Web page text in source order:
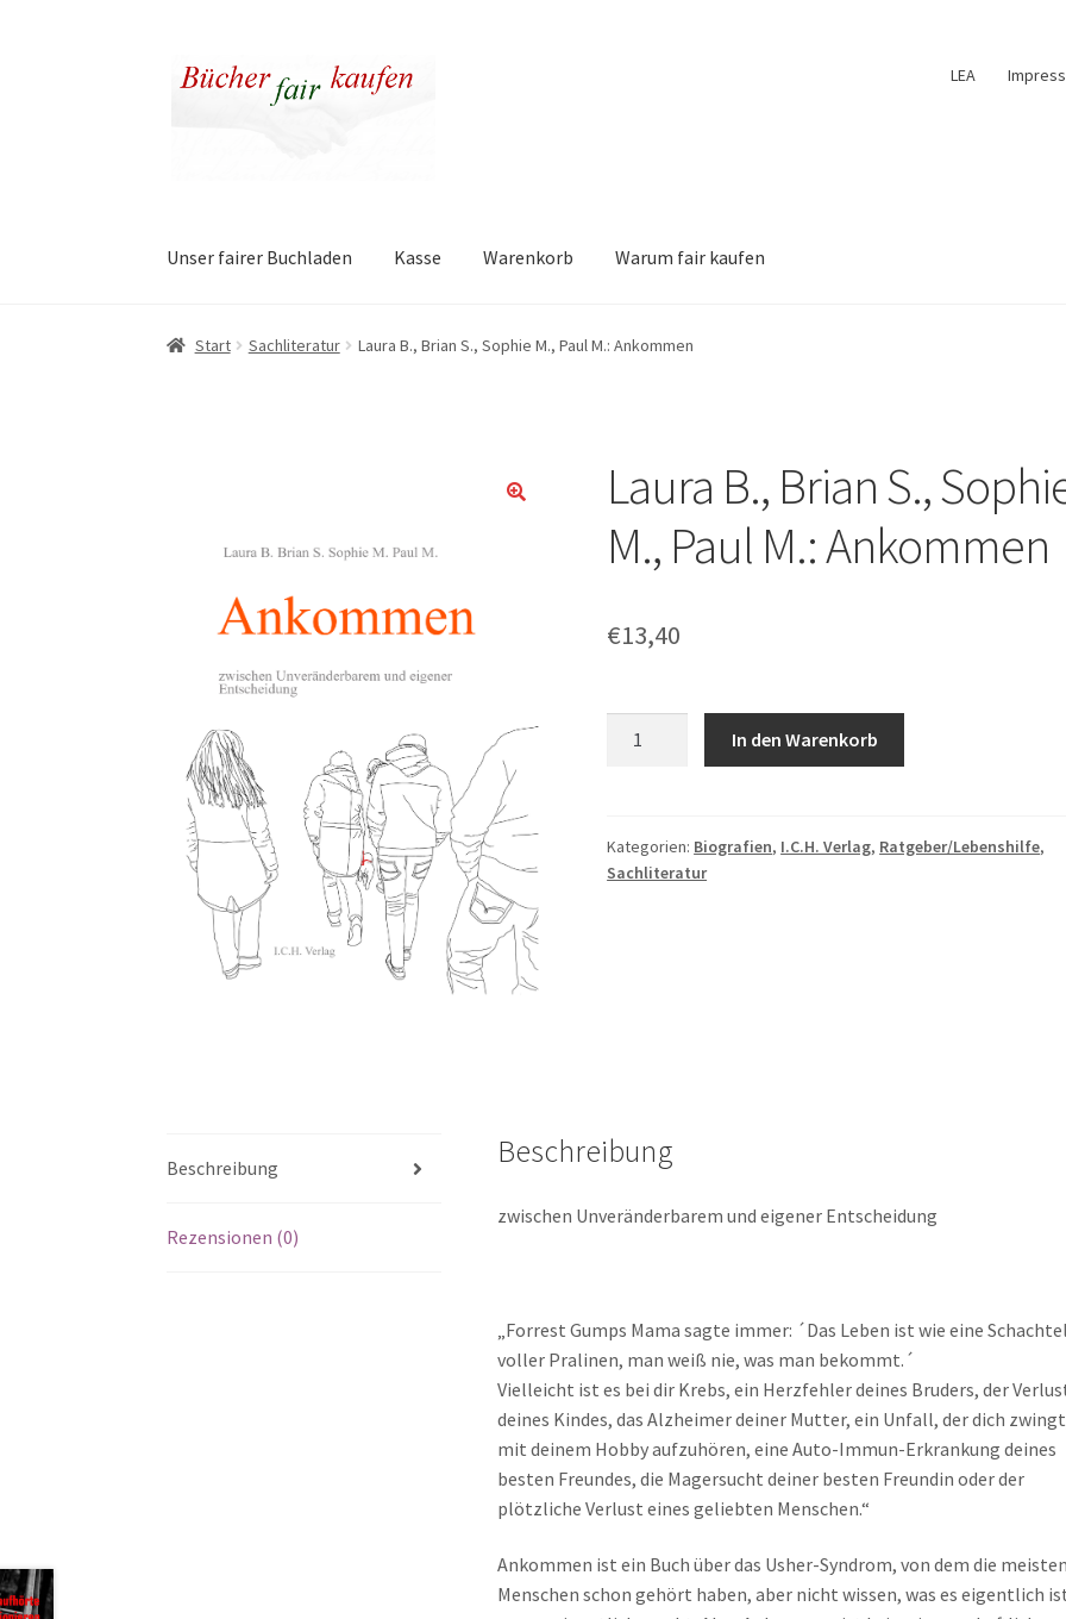
Zur
Navigation
Zum
Inhalt
LEA
Unser fairer Buchladen Kasse Warenkorb Warum fair kaufen
Start Sachliteratur Laura B., Brian S., Sophie M., Paul M.: Ankommen
Laura B., Brian S.,
M., Paul M.: Ankommen
€13,40
Sophie
M.,
In den Warenkorb
Kategorien: Biografien, I.C.H. Verlag, Ratgeber/Lebenshilfe,
Sachliteratur
Beschreibung
Rezensionen (0)
Beschreibung
zwischen Unveränderbarem und eigener Entscheidung
„Forrest Gumps Mama sagte immer: ´Das Leben ist wie eine Schachtel
voller Pralinen, man weiß nie, was man bekommt.´
Vielleicht ist es bei dir Krebs, ein Herzfehler deines Bruders, der
deines Kindes, das Alzheimer deiner Mutter, ein Unfall, der dich
mit deinem Hobby aufzuhören, eine Auto-Immun-Erkrankung deines
besten Freundes, die Magersucht deiner besten Freundin oder der
plötzliche Verlust eines geliebten Menschen.“
Ankommen ist ein Buch über das Usher-Syndrom, von dem die meisten
Menschen schon gehört haben, aber nicht wissen, was es eigentlich